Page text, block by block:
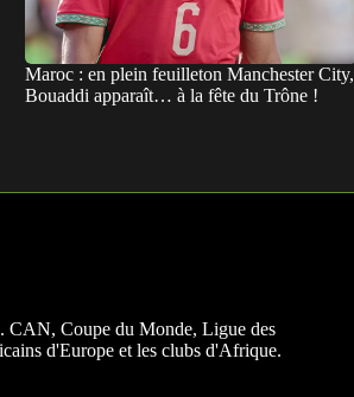
Maroc : en plein feuilleton Manchester City,
Bouaddi apparaît… à la fête du Trône !
CAN, Coupe du Monde, Ligue des
d'Europe et les clubs d'Afrique.